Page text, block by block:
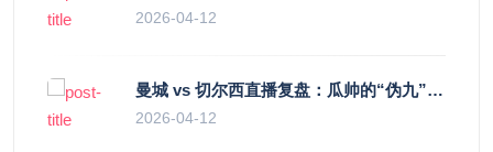
2026-04-12
曼城 vs 切尔西直播复盘：瓜帅的“伪九”陷阱，如何绞杀蓝军的“三中卫”？
2026-04-12